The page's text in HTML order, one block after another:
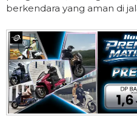
berkendara yang aman di